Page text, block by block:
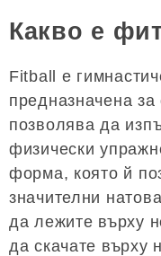
Какво е
Fitball е
предназначена
позволява да
физически
форма, която й
значителни
да лежите върху
да скачате върху